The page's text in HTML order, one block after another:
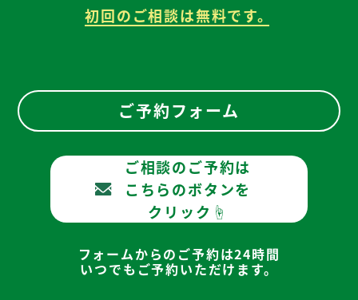
初回のご相談は無料です。
ご予約フォーム
ご相談のご予約は
こちらのボタンを
クリック☝
フォームからのご予約は24時間
いつでもご予約いただけます。